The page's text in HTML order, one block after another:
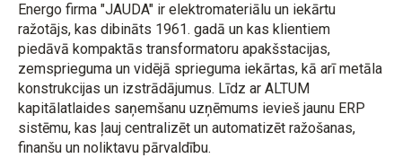
Energo firma "JAUDA" ir elektromateriālu un iekārtu
ražotājs, kas dibināts 1961. gadā un kas klientiem
piedāvā kompaktās transformatoru apakšstacijas,
zemsprieguma un vidējā sprieguma iekārtas, kā arī metāla
konstrukcijas un izstrādājumus. Līdz ar ALTUM
kapitālatlaides saņemšanu uzņēmums ievieš jaunu ERP
sistēmu, kas ļauj centralizēt un automatizēt ražošanas,
finanšu un noliktavu pārvaldību.